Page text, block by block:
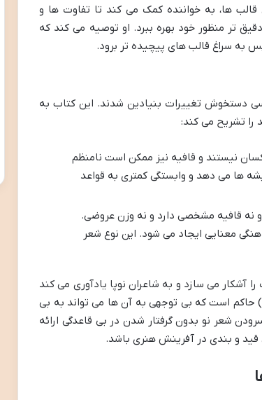
ها، به خواننده کمک می کند تا تفاوت ها و
تر منظور خود بهره ببرد. او توصیه می کند که
به سراغ قالب های پیچیده تر برود.
دستخوش تغییرات بنیادین شدند. این کتاب به
را تشریح می کند:
نیستند و قافیه نیز ممکن است نامنظم
ها می دهد و وابستگی کمتری به قواعد
نه قافیه مشخصی دارد و نه وزن عروضی.
معنایی ایجاد می شود. این نوع شعر
آشکار می سازد و به شاعران نوپا یادآوری می کند
حاکم است که بی توجهی به آن ها می تواند به بی
شعر نو بدون گرفتار شدن در بی قاعدگی ارائه
قید و بندی در آفرینش هنری باشد.